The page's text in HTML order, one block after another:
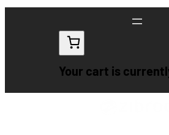
Your cart is